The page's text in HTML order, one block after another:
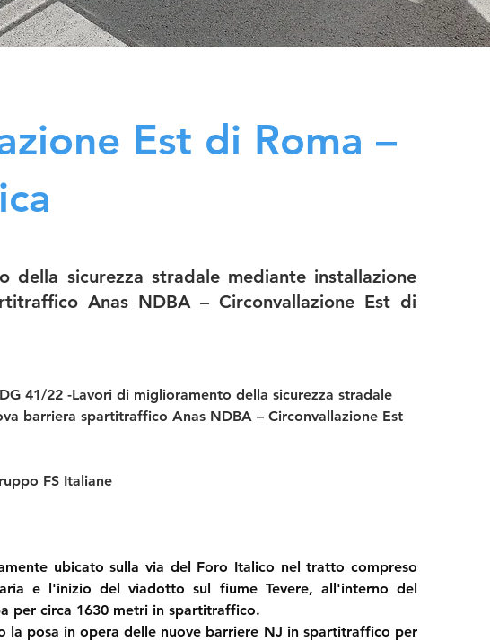
Est di Roma –
della sicurezza stradale mediante installazione
Anas NDBA – Circonvallazione Est di
41/22 -Lavori di miglioramento della sicurezza stradale
barriera spartitraffico Anas NDBA – Circonvallazione Est
FS Italiane
ubicato sulla via del Foro Italico nel tratto compreso
e l'inizio del viadotto sul fiume Tevere, all'interno del
per circa 1630 metri in spartitraffico.
la posa in opera delle nuove barriere NJ in spartitraffico per